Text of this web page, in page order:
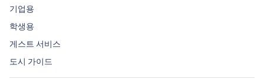
기업용
학생용
게스트 서비스
도시 가이드